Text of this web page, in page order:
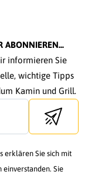
ABONNIEREN...
informieren Sie
wichtige Tipps
Kamin und Grill.
Send newsletter
erklären Sie sich mit
einverstanden. Sie